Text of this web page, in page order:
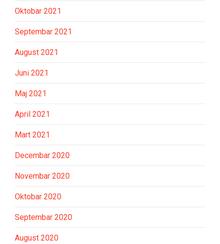
Oktobar 2021
Septembar 2021
August 2021
Juni 2021
Maj 2021
April 2021
Mart 2021
Decembar 2020
Novembar 2020
Oktobar 2020
Septembar 2020
August 2020